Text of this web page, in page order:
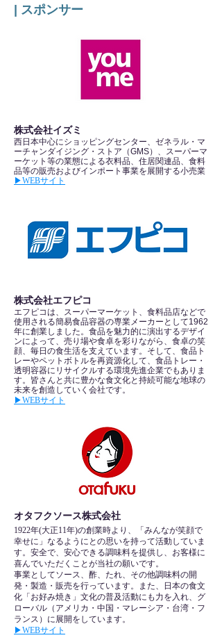
社会背景を踏まえて、女性がキャリアを築きながら、それぞれ
が望む人生を歩み、心身ともに幸福なウェルビーイングを実現
就労や仕事と家庭の両立など、様々な観点を掘り下げ、番組制
作やテレビCM、イベントの開催による訴求などを通じて、多
くの人に考えてもらう機会を創出しています。
多様性を大切にし、様々な選択肢がある未来へ。まずは自分の
まわりから、男子生徒も女子生徒も、一緒に考えていきましょ
| スポンサー
株式会社イズミ
西日本中心にショッピングセンター、ゼネラル・マ
ーチャンダイジング・ストア（GMS）、スーパーマ
ーケット等の業態による衣料品、住居関連品、食料
品等の販売およびインポート事業を展開する小売業
▶︎WEBサイト
株式会社エフピコ
エフピコは、スーパーマーケット、食料品店などで
使用される簡易食品容器の専業メーカーとして1962
年に創業しました。食品を魅力的に演出するデザイ
ンによって、売り場や食卓を彩りながら、食卓の笑
顔、毎日の食生活を支えています。そして、食品ト
レーやペットボトルを再資源化して、食品トレー・
透明容器にリサイクルする環境先進企業でもありま
す。皆さんと共に豊かな食文化と持続可能な地球の
未来を創造していく会社です。
▶︎WEBサイト
オタフクソース株式会社
1922年(大正11年)の創業時より、「みんなが笑顔で
幸せに」なるようにとの思いを持って活動していま
す。安全で、安心できる調味料を提供し、お客様に
喜んでいただくことが当社の願いです。
事業としてソース、酢、たれ、その他調味料の開
発・製造・販売を行っています。また、日本の食文
化「お好み焼き」文化の普及活動にも力を入れ、グ
ローバル（アメリカ・中国・マレーシア・台湾・フ
ランス）に展開をしています。
▶︎WEBサイト